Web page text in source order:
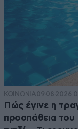
ΚΟΙΝΩΝΙΑ09·08·2026
Πώς έγινε η
προσπάθεια